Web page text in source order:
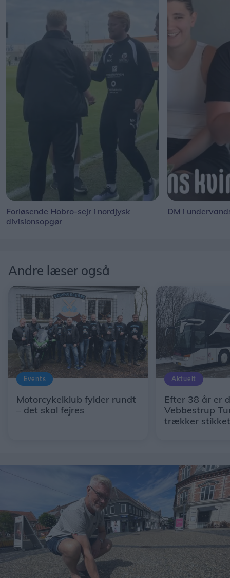
Forløsende Hobro-sejr i nordjysk
divisionsopgør
DM i
Andre læser også
Events
Motorcykelklub fylder rundt
– det skal fejres
Aktuelt
Efter 38 år er
Vebbestrup
trækker stikket